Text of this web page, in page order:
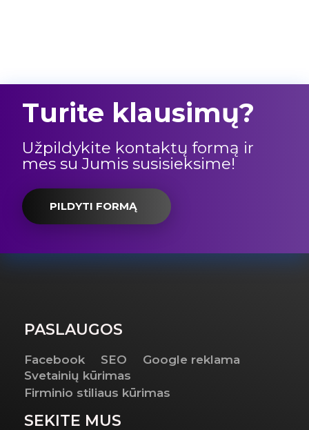
Turite klausimų?
Užpildykite kontaktų formą ir
mes su Jumis susisieksime!
PILDYTI FORMĄ
PASLAUGOS
Facebook SEO
Google reklama
Svetainių kūrimas
Firminio stiliaus kūrimas
SEKITE MUS